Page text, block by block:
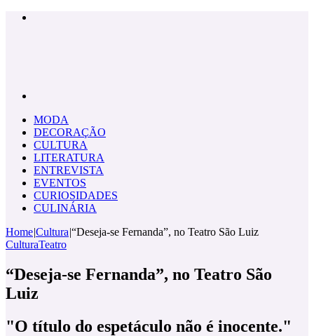
MODA
DECORAÇÃO
CULTURA
LITERATURA
ENTREVISTA
EVENTOS
CURIOSIDADES
CULINÁRIA
Home|Cultura|“Deseja-se Fernanda”, no Teatro São Luiz
CulturaTeatro
“Deseja-se Fernanda”, no Teatro São
Luiz
"O título do espetáculo não é inocente."